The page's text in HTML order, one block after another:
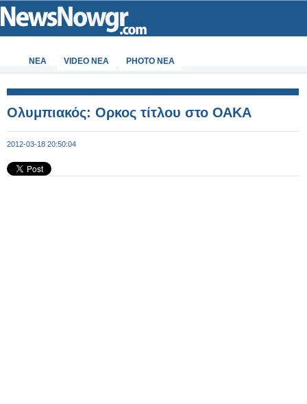
ΝΕΑ VIDEO NEA PHOTO NEA
Ολυμπιακός: Ορκος τίτλου στο ΟΑΚΑ
2012-03-18 20:50:04